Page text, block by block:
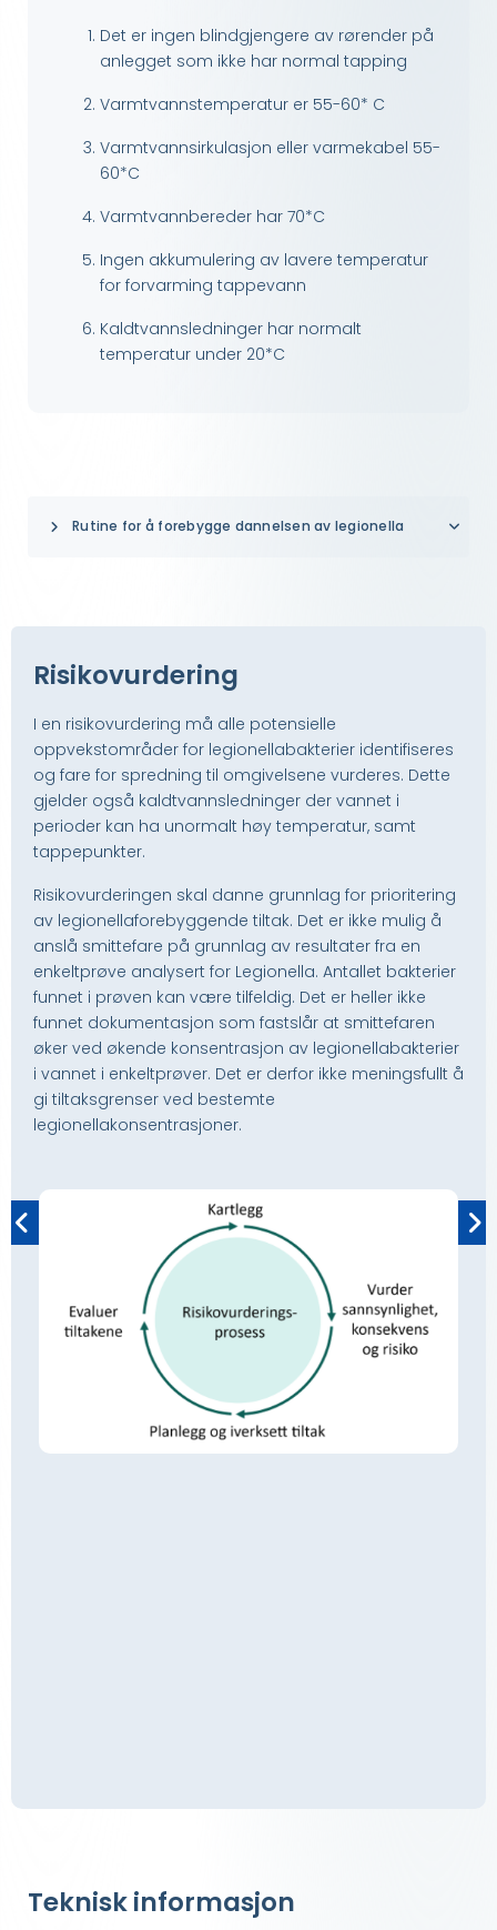
Det er ingen blindgjengere av rørender på
anlegget som ikke har normal tapping
Varmtvannstemperatur er 55-60* C
Varmtvannsirkulasjon eller varmekabel 55-
60*C
Varmtvannbereder har 70*C
Ingen akkumulering av lavere temperatur
for forvarming tappevann
Kaldtvannsledninger har normalt
temperatur under 20*C
Rutine for å forebygge dannelsen av legionella
Risikovurdering
I en risikovurdering må alle potensielle
oppvekstområder for legionellabakterier identifiseres
og fare for spredning til omgivelsene vurderes. Dette
gjelder også kaldtvannsledninger der vannet i
perioder kan ha unormalt høy temperatur, samt
tappepunkter.
Risikovurderingen skal danne grunnlag for prioritering
av legionellaforebyggende tiltak. Det er ikke mulig å
anslå smittefare på grunnlag av resultater fra en
enkeltprøve analysert for Legionella. Antallet bakterier
funnet i prøven kan være tilfeldig. Det er heller ikke
funnet dokumentasjon som fastslår at smittefaren
øker ved økende konsentrasjon av legionellabakterier
i vannet i enkeltprøver. Det er derfor ikke meningsfullt å
gi tiltaksgrenser ved bestemte
legionellakonsentrasjoner.
Teknisk informasjon